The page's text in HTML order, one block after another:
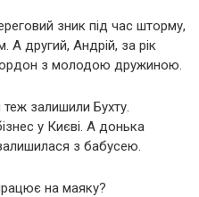
зник під час шторму,
А другий, Андрій, за рік
з молодою дружиною.
теж залишили Бухту.
у Києві. А донька
з бабусею.
на маяку?